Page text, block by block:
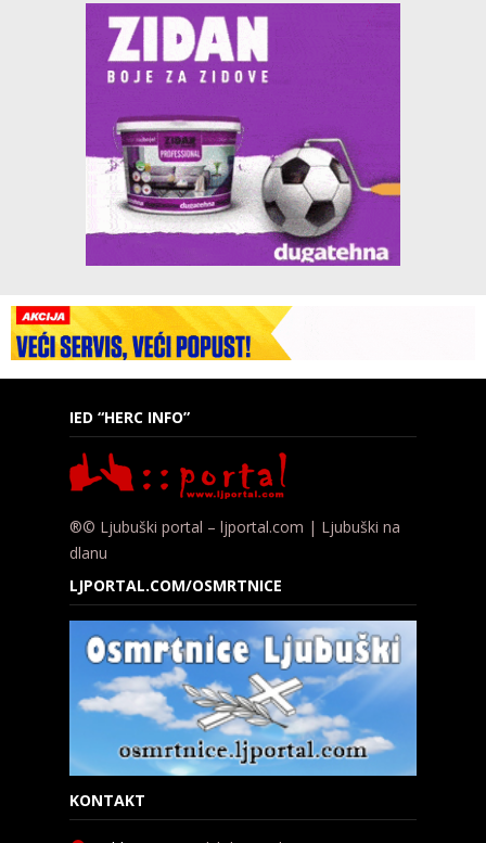
IED “HERC INFO”
®© Ljubuški portal – ljportal.com | Ljubuški na
dlanu
LJPORTAL.COM/OSMRTNICE
KONTAKT